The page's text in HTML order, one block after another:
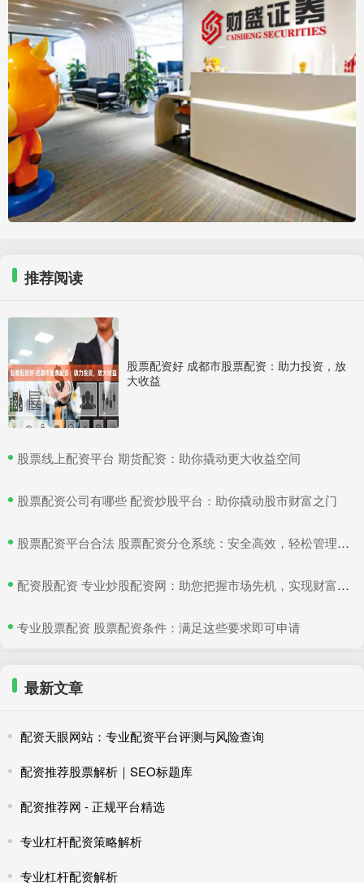
推荐阅读
股票配资好 成都市股票配资：助力投资，放
大收益
​股票线上配资平台 期货配资：助你撬动更大收益空间
​股票配资公司有哪些 配资炒股平台：助你撬动股市财富之门
​股票配资平台合法 股票配资分仓系统：安全高效，轻松管理多仓位
​配资股配资 专业炒股配资网：助您把握市场先机，实现财富增值
​专业股票配资 股票配资条件：满足这些要求即可申请
最新文章
配资天眼网站：专业配资平台评测与风险查询
配资推荐股票解析｜SEO标题库
配资推荐网 - 正规平台精选
专业杠杆配资策略解析
专业杠杆配资解析